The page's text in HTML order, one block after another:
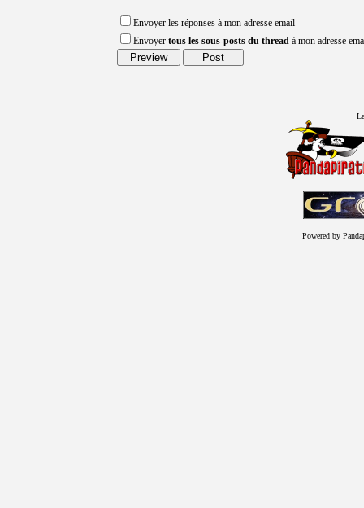
Envoyer les réponses à mon adresse email
Envoyer tous les sous-posts du thread à mon adresse
Powered by